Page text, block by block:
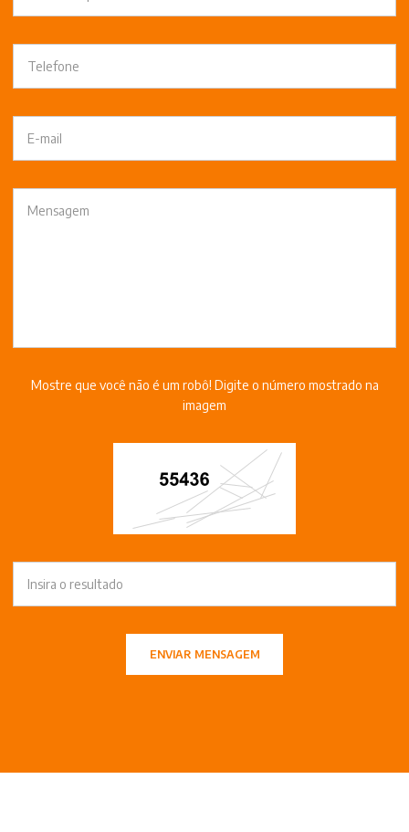
Mostre que você não é um robô! Digite o número mostrado na
imagem
ENVIAR MENSAGEM